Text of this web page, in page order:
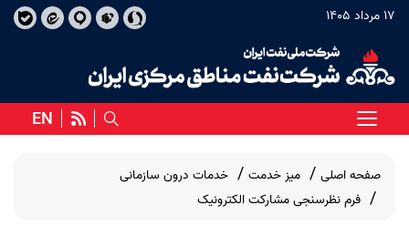
17 مرداد 1405
EN
صفحه اصلی میز خدمت
خدمات درون سازمانی
فرم نظرسنجی مشارکت الکترونیک